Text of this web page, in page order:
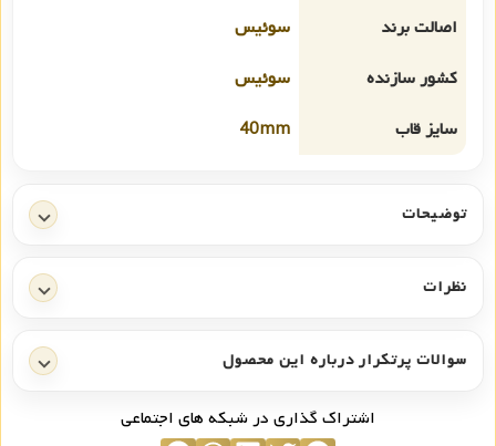
اصالت برند
سوئیس
کشور سازنده
سوئیس
سایز قاب
40mm
توضیحات
نظرات
سوالات پرتکرار درباره این محصول
اشتراک گذاری در شبکه های اجتماعی